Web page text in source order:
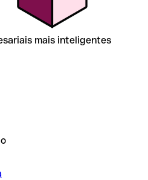
mais inteligentes